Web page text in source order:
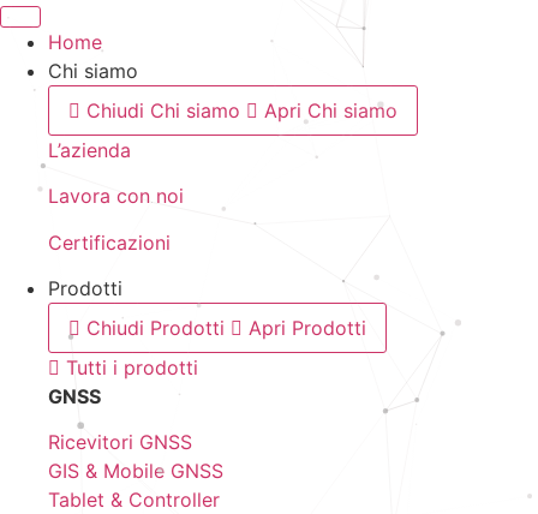
Home
Chi siamo
Chiudi Chi siamo
Apri Chi siamo
L’azienda
Lavora con noi
Certificazioni
Prodotti
Chiudi Prodotti
Apri Prodotti
Tutti i prodotti
GNSS
Ricevitori GNSS
GIS & Mobile GNSS
Tablet & Controller